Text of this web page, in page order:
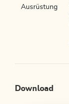
Ausrüstung
Download